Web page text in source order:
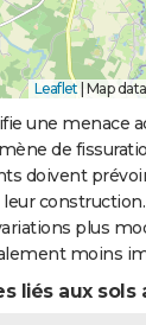
Leaflet | Map
une menace
de
doivent
plus
moins
liés aux sols